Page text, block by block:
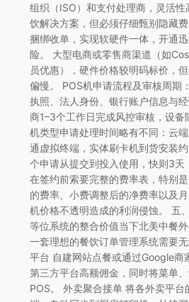
组织（ISO）和支付处理商，灵活性
饮解决方案，但必须仔细甄别隐藏
捆绑收单，实现软硬件一体，开通
险。 大型电商或零售商渠道（如
员优惠），硬件价格较明码标价，
偏慢。 POS机申请流程及审核周期
执照、法人身份、银行账户信息与
商1–3个工作日完成风控审核，设备
机类型申请处理时间略有不同：云
通虚拟终端，实体刷卡机到货安装
个申请从提交到投入使用，快则3天
在签约前索要完整的费率表，特别
的费率、小费调整后的净费率以及
机价格不透明造成的利润侵蚀。 五
等位系统的整合价值当下北美中餐
一套理想的餐饮订单管理系统需要
平台 自建网站点餐或通过Google商
第三方平台高额佣金，同时将菜单
POS。 外卖聚合接单 将各外卖平台